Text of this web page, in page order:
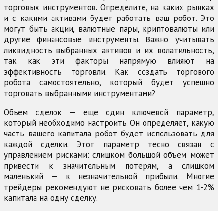
торговых инструментов. Определите, на каких рынках
и с какими активами будет работать ваш робот. Это
могут быть акции, валютные пары, криптовалюты или
другие финансовые инструменты. Важно учитывать
ликвидность выбранных активов и их волатильность,
так как эти факторы напрямую влияют на
эффективность торговли. Как создать торгового
робота самостоятельно, который будет успешно
торговать выбранными инструментами?
Объем сделок — еще один ключевой параметр,
который необходимо настроить. Он определяет, какую
часть вашего капитала робот будет использовать для
каждой сделки. Этот параметр тесно связан с
управлением рисками: слишком большой объем может
привести к значительным потерям, а слишком
маленький — к незначительной прибыли. Многие
трейдеры рекомендуют не рисковать более чем 1-2%
капитала на одну сделку.